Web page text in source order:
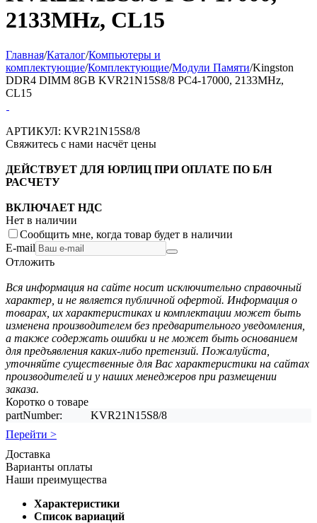
2133MHz, CL15
Главная/Каталог/Компьютеры и
комплектующие/Комплектующие/Модули Памяти/Kingston
DDR4 DIMM 8GB KVR21N15S8/8 PC4-17000, 2133MHz,
CL15
АРТИКУЛ: KVR21N15S8/8
Свяжитесь с нами насчёт цены
ДЕЙСТВУЕТ ДЛЯ ЮРЛИЦ ПРИ ОПЛАТЕ ПО Б/Н
РАСЧЕТУ
ВКЛЮЧАЕТ НДС
Нет в наличии
Сообщить мне, когда товар будет в наличии
E-mail
Отложить
Вся информация на сайте носит исключительно справочный
характер, и не является публичной офертой. Информация о
товарах, их характеристиках и комплектации может быть
изменена производителем без предварительного уведомления,
а также содержать ошибки и не может быть основанием
для предъявления каких-либо претензий. Пожалуйста,
уточняйте существенные для Вас характеристики на сайтах
производителей и у наших менеджеров при размещении
заказа.
Коротко о товаре
partNumber:
KVR21N15S8/8
Перейти >
Доставка
Варианты оплаты
Наши преимущества
Характеристики
Список вариаций